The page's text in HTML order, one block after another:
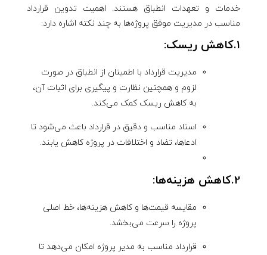
خدمات و تعهدات انطباق هستند. اهمیت تدوین قرارداد
مناسب در مدیریت موفق پروژه‌ها به چند نکته اشاره دارد:
1.کاهش ریسک:
مدیریت قرارداد با اطمینان از انطباق در صورت
لزوم و همچنین نظارت و پیگیری برای اثبات آن،
به کاهش ریسک کمک می‌کند.
اسناد مناسب و دقیق در قرارداد باعث می‌شود تا
ادعاها، تضاد و اختلافات در پروژه کاهش یابند.
2.کاهش هزینه‌ها:
مقایسه قیمت‌ها و کاهش هزینه‌ها، خط اصلی
پروژه را سرعت می‌بخشد.
قرارداد مناسب به مدیر پروژه امکان می‌دهد تا